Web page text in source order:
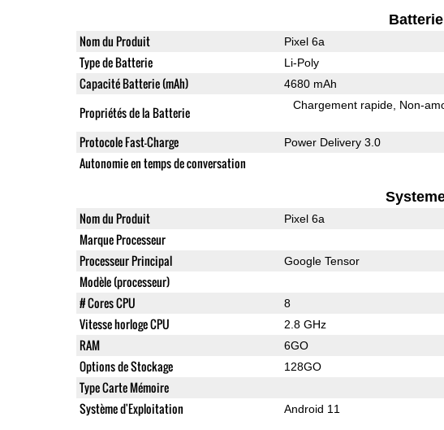
Batterie
Nom du Produit Pixel 6a
Type de Batterie Li-Poly
Capacité Batterie (mAh) 4680 mAh
Propriétés de la Batterie Chargement rapide Non-
Protocole Fast-Charge Power Delivery 3.0
Autonomie en temps de conversation
Nom du Produit Pixel 6a
Marque Processeur
Processeur Principal Google Tensor
Modèle (processeur)
# Cores CPU 8
Vitesse horloge CPU 2.8 GHz
RAM 6GO
Options de Stockage 128GO
Type Carte Mémoire
Système d'Exploitation Android 11